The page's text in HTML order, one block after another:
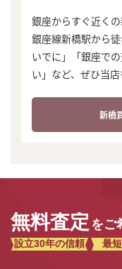
銀座からすぐ近く
銀座線新橋駅から
いでに」「銀座で
い」など、ぜひ当店
新橋
無料査定 をご
設立30年の信頼 最